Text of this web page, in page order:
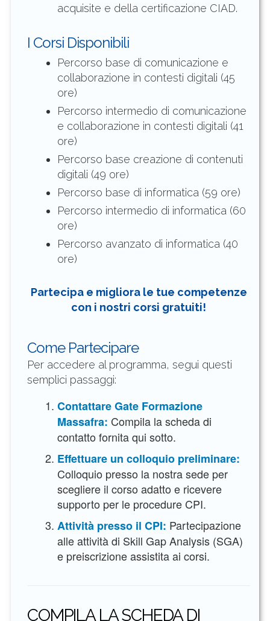
acquisite e della certificazione CIAD.
I Corsi Disponibili
Percorso base di comunicazione e
collaborazione in contesti digitali (45
ore)
Percorso intermedio di comunicazione
e collaborazione in contesti digitali (41
ore)
Percorso base creazione di contenuti
digitali (49 ore)
Percorso base di informatica (59 ore)
Percorso intermedio di informatica (60
ore)
Percorso avanzato di informatica (40
ore)
Partecipa e migliora le tue competenze
con i nostri corsi gratuiti!
Come Partecipare
Per accedere al programma, segui questi
semplici passaggi:
Contattare Gate Formazione
Massafra: Compila la scheda di
contatto fornita qui sotto.
Effettuare un colloquio preliminare:
Colloquio presso la nostra sede per
scegliere il corso adatto e ricevere
supporto per le procedure CPI.
Attività presso il CPI: Partecipazione
alle attività di Skill Gap Analysis (SGA)
e preiscrizione assistita ai corsi.
COMPILA LA SCHEDA DI